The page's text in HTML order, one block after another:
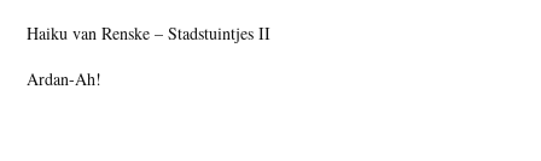
Haiku van Renske – Stadstuintjes II
Ardan-Ah!